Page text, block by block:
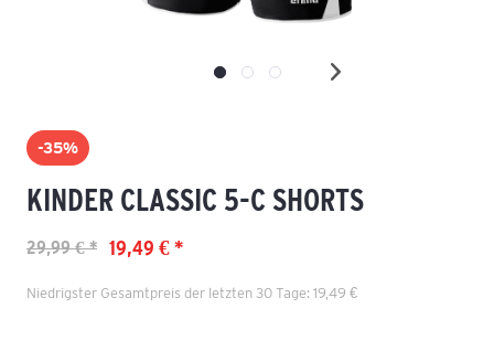
-35%
KINDER CLASSIC 5-C SHORTS
19,49 € *
29,99 € *
Niedrigster Gesamtpreis der letzten 30 Tage: 19,49 €